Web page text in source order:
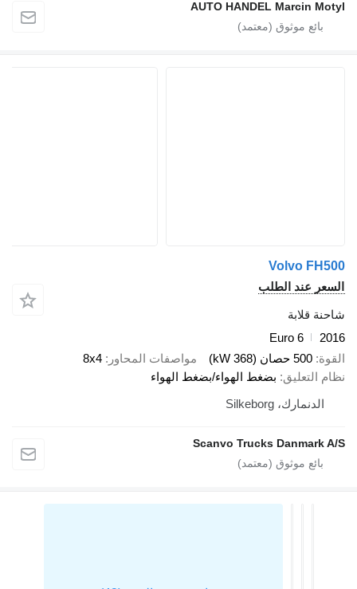
AUTO HANDEL Marcin
Volvo
عند الطلب
قلابة
Euro 6
500 حصان (368 kW) مواصفات المحاور 8x4
التعليق بضغط الهواء/بضغط الهواء
الدنمارك، Silkeborg
Scanvo Trucks Danmark